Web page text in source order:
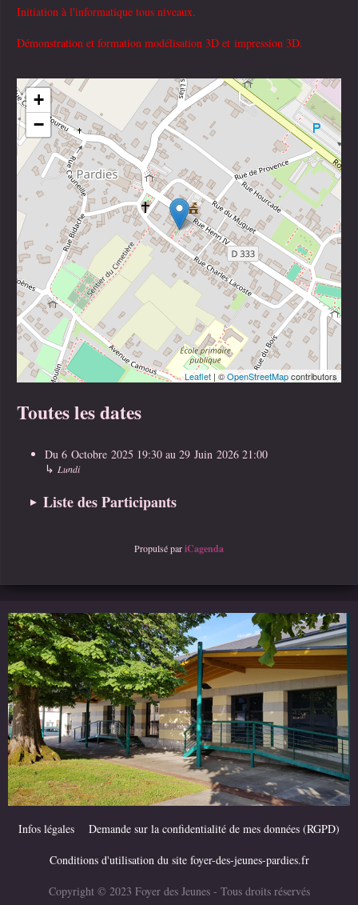
Initiation à l'informatique tous niveaux.
Démonstration et formation modélisation 3D et impression 3D.
+
−
Leaflet | ©OpenStreetMapcontributors
Toutes les dates
Du 6 Octobre 2025 19:30 au 29 Juin 2026 21:00
↳ Lundi
Liste des Participants
Propulsé pariCagenda
Infos légales Demande sur la confidentialité de mes données (RGPD)
Conditions d'utilisation du site foyer-des-jeunes-pardies.fr
Copyright © 2023 Foyer des Jeunes - Tous droits réservés